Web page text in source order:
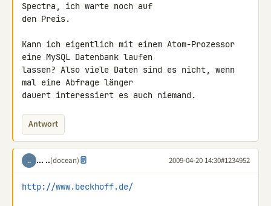
Spectra, ich warte noch auf
den Preis.
Kann ich eigentlich mit einem Atom-Prozessor
eine MySQL Datenbank laufen
lassen? Also viele Daten sind es nicht, wenn
mal eine Abfrage länger
dauert interessiert es auch niemand.
Antwort
.. ... ..(docean) 2009-04-20 14:30#1234952
http://www.beckhoff.de/